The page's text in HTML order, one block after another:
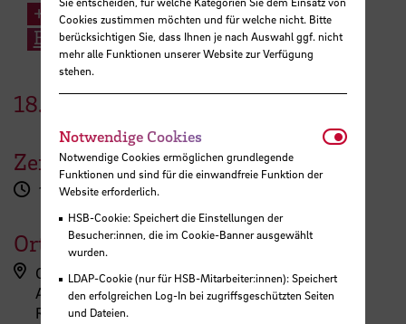
+49 421 5905 2234
E-Mail
18. Dezember2024
Zeit
16:00 - 17:00 Uhr
Ort
Campus Neustadt, Neustadtswall (AB-Gebäude)
AB-Gebäude - 5. Obergeschoss
Raum AB 516
Cookies zustimmen möchten und für welche nicht. Bitte
berücksichtigen Sie, dass Ihnen je nach Auswahl ggf. nicht
mehr alle Funktionen unserer Website zur Verfügung
stehen.
Notwendige Cookies
Notwendige Cookies ermöglichen grundlegende
Funktionen und sind für die einwandfreie Funktion der
Website erforderlich.
HSB-Cookie: Speichert die Einstellungen der
Besucher:innen, die im Cookie-Banner ausgewählt
wurden.
LDAP-Cookie (nur für HSB-Mitarbeiter:innen): Speichert
den erfolgreichen Log-In bei zugriffsgeschützten Seiten
und Dateien.